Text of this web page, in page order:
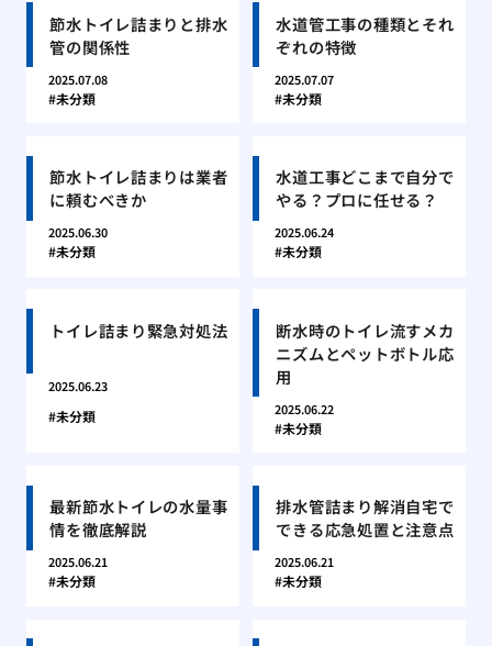
節水トイレ詰まりと排水
管の関係性
2025.07.08
未分類
水道管工事の種類とそれ
ぞれの特徴
2025.07.07
未分類
節水トイレ詰まりは業者
に頼むべきか
2025.06.30
未分類
水道工事どこまで自分で
やる？プロに任せる？
2025.06.24
未分類
トイレ詰まり緊急対処法
2025.06.23
未分類
断水時のトイレ流すメカ
ニズムとペットボトル応
用
2025.06.22
未分類
最新節水トイレの水量事
情を徹底解説
2025.06.21
未分類
排水管詰まり解消自宅で
できる応急処置と注意点
2025.06.21
未分類